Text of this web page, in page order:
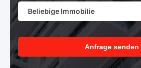
Beliebige Immobilie
Anfrage senden